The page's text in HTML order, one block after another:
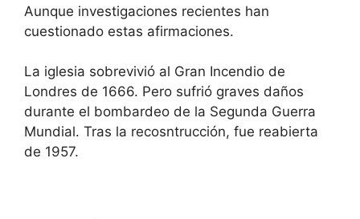
Aunque investigaciones recientes han
cuestionado estas afirmaciones.
La iglesia sobrevivió al Gran Incendio de
Londres de 1666. Pero sufrió graves daños
durante el bombardeo de la Segunda Guerra
Mundial. Tras la recosntrucción, fue reabierta
de 1957.